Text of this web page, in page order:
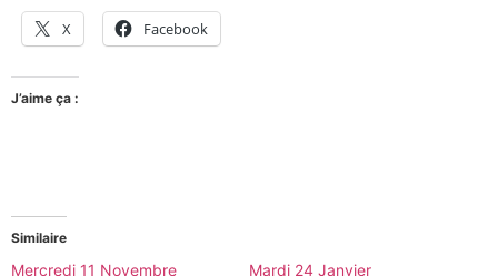
X Facebook
J’aime ça :
Similaire
Mercredi 11 Novembre
Mardi 24 Janvier